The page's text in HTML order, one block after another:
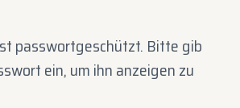
passwortgeschützt. Bitte gib
ein, um ihn anzeigen zu